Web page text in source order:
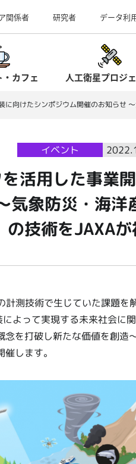
関係者 研究者 データ利
カフェ 人工衛星プロジ
向けたシンポジウム開催のお知らせ
イベント
活用した事業
気象防災・海
の技術をJAXA
測技術で生じていた課題を
よって実現する未来社会に
念を打破し新たな価値を創
します。